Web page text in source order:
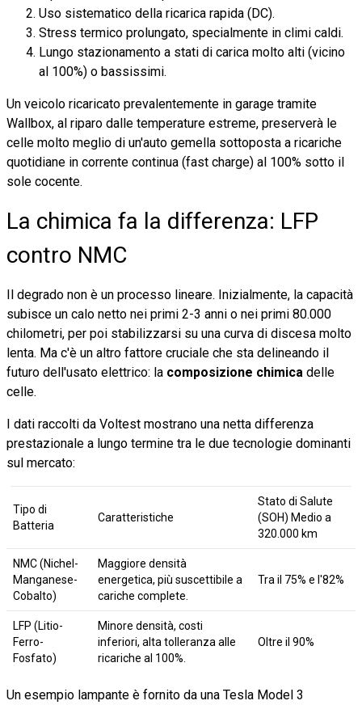
Uso sistematico della ricarica rapida (DC).
Stress termico prolungato, specialmente in climi caldi.
Lungo stazionamento a stati di carica molto alti (vicino
al 100%) o bassissimi.
Un veicolo ricaricato prevalentemente in garage tramite
Wallbox, al riparo dalle temperature estreme, preserverà le
celle molto meglio di un'auto gemella sottoposta a ricariche
quotidiane in corrente continua (fast charge) al 100% sotto il
sole cocente.
La chimica fa la differenza: LFP
contro NMC
Il degrado non è un processo lineare. Inizialmente, la capacità
subisce un calo netto nei primi 2-3 anni o nei primi 80.000
chilometri, per poi stabilizzarsi su una curva di discesa molto
lenta. Ma c'è un altro fattore cruciale che sta delineando il
futuro dell'usato elettrico: la composizione chimica delle
celle.
I dati raccolti da Voltest mostrano una netta differenza
prestazionale a lungo termine tra le due tecnologie dominanti
sul mercato:
Tipo di
Batteria
Caratteristiche
Stato di Salute
(SOH) Medio a
320.000 km
NMC (Nichel-
Manganese-
Cobalto)
Maggiore densità
energetica, più suscettibile a
cariche complete.
Tra il 75% e l'82%
LFP (Litio-
Ferro-
Fosfato)
Minore densità, costi
inferiori, alta tolleranza alle
ricariche al 100%.
Oltre il 90%
Un esempio lampante è fornito da una Tesla Model 3